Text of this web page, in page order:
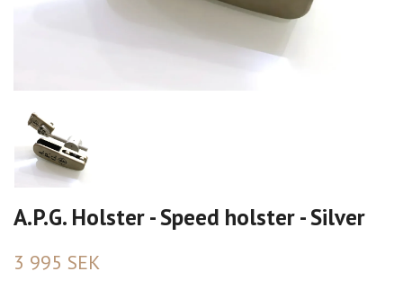
A.P.G. Holster - Speed holster - Silver
3 995 SEK